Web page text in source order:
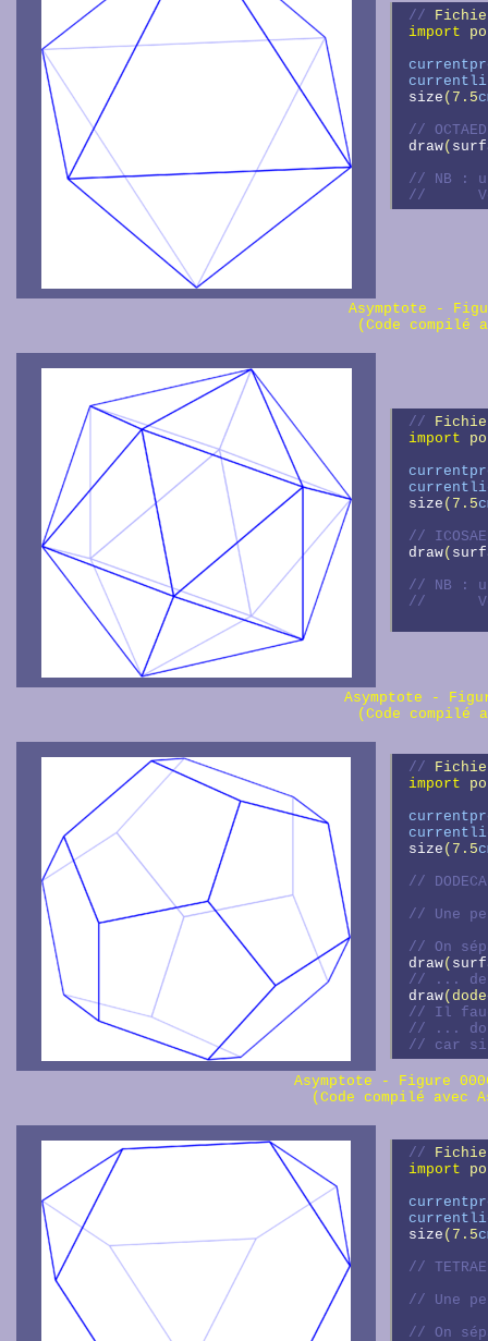
Asymptote -
(Code compilé
//
import
size (7.5
//
draw(
//
//
Asymptote -
(Code compilé
//
import
size (7.5
//
draw(
//
//
Asymptote - Figure
(Code compilé avec
//
import
size (7.5
//
//
//
draw(
//
draw
//
//
// car
//
import
size (7.5
//
//
//